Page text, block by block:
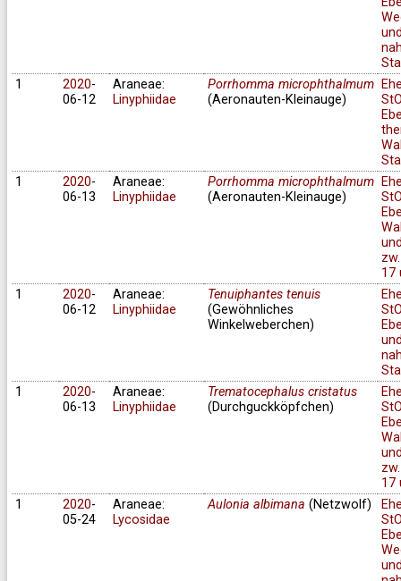
1
2020-
06-12
Araneae:
Linyphiidae
Porrhomma microphthalmum
(Aeronauten-Kleinauge)
1
2020-
06-13
Araneae:
Linyphiidae
Porrhomma microphthalmum
(Aeronauten-Kleinauge)
17
1
2020-
06-12
Araneae:
Linyphiidae
Tenuiphantes tenuis
(Gewöhnliches
Winkelweberchen)
1
2020-
06-13
Araneae:
Linyphiidae
Trematocephalus cristatus
(Durchguckköpfchen)
17
1
2020-
05-24
Araneae:
Lycosidae
Aulonia albimana (Netzwolf)